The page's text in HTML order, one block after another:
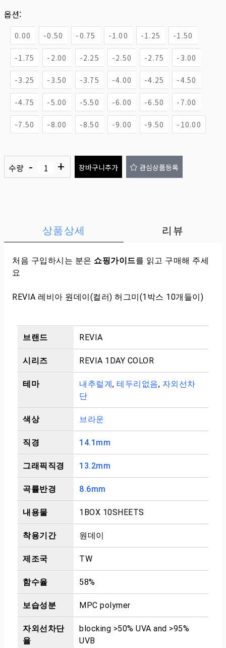
옵션:
0.00 -0.50 -0.75 -1.00 -1.25 -1.50
-1.75 -2.00 -2.25 -2.50 -2.75 -3.00
-3.25 -3.50 -3.75 -4.00 -4.25 -4.50
-4.75 -5.00 -5.50 -6.00 -6.50 -7.00
-7.50 -8.00 -8.50 -9.00 -9.50 -10.00
수량 - + 장바구니추가 관심상품등록
상품상세 리뷰
처음 구입하시는 분은 쇼핑가이드를 읽고 구매해 주세
요
REVIA 레비아 원데이(컬러) 허그미(1박스 10개들이)
브랜드 REVIA
시리즈 REVIA 1DAY COLOR
테마 내추럴계, 테두리없음, 자외선차
단
색상 브라운
직경 14.1mm
그래픽직경 13.2mm
곡률반경 8.6mm
내용물 1BOX 10SHEETS
착용기간 원데이
제조국 TW
함수율 58%
보습성분 MPC polymer
자외선차단
율
blocking >50% UVA and >95%
UVB